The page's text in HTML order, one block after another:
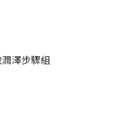
潤澤步驟組